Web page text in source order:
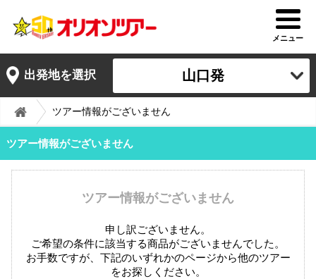
メニュー
出発地を選択 山口発
ツアー情報がございません
ツアー情報がございません
ツアー情報がございません
申し訳ございません。
ご希望の条件に該当する商品がございませんでした。
お手数ですが、下記のいずれかのページから他のツアー
をお探しください。